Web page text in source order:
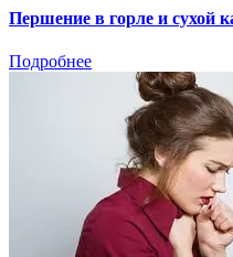
Першение в горле и сухой
Подробнее